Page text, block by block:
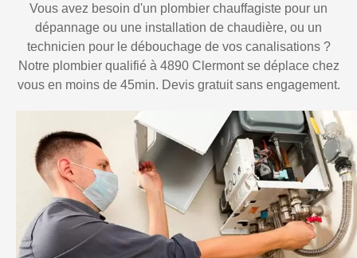
Vous avez besoin d'un plombier chauffagiste pour un
dépannage ou une installation de chaudière, ou un
technicien pour le débouchage de vos canalisations ?
Notre plombier qualifié à 4890 Clermont se déplace chez
vous en moins de 45min. Devis gratuit sans engagement.